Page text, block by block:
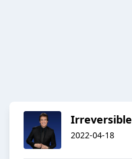
Irreversible
2022-04-18